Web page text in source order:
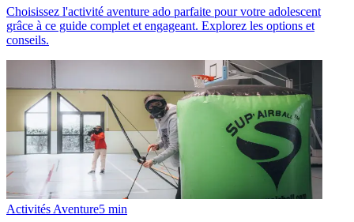
Choisissez l'activité aventure ado parfaite pour votre adolescent
grâce à ce guide complet et engageant. Explorez les options et
conseils.
Activités Aventure5 min